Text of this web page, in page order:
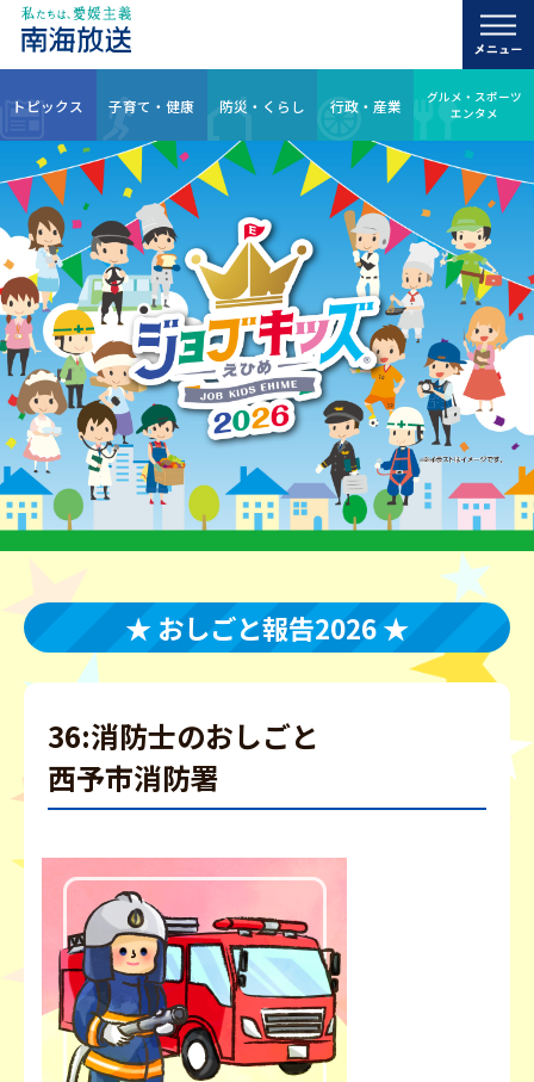
トピックス 子育て・健康 防災・くらし 行政・産業
グルメ・スポーツ
エンタメ
★ おしごと報告2026 ★
36:消防士のおしごと
西予市消防署